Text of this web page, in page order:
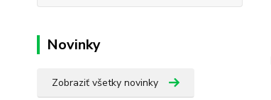
Novinky
Zobraziť všetky novinky